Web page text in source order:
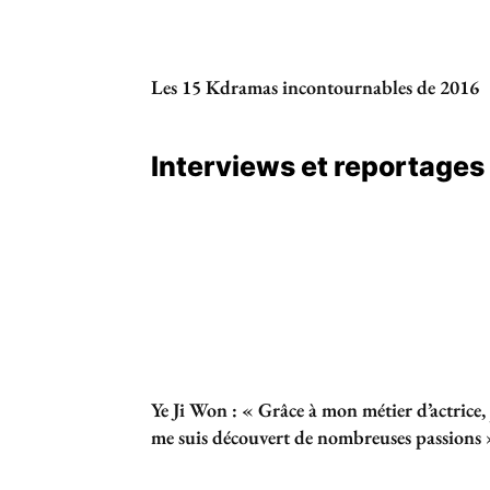
Les 15 Kdramas incontournables de 2016
Interviews et reportages
Ye Ji Won : « Grâce à mon métier d’actrice,
me suis découvert de nombreuses passions